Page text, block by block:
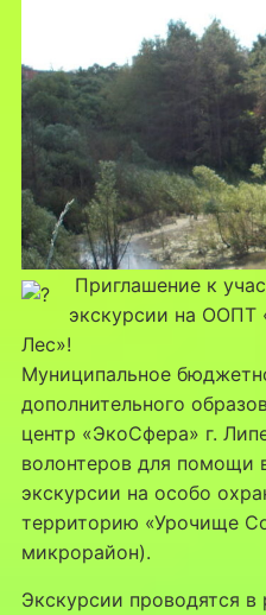
Приглашение к
экскурсии на
Лес»!
Муниципальное
дополнительного
центр «ЭкоСфера» г.
волонтеров для помощи
экскурсии на особо
территорию «Урочище
микрорайон).
Экскурсии проводятся в